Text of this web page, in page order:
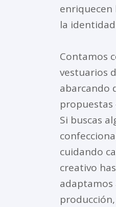
enriquecen
la
Contamos
vestuarios
abarcando
Si buscas
cuidando
creativo
adaptamos